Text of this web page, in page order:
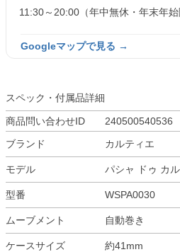
11:30～20:00（年中無休・年末年始
Googleマップで見る →
スペック・付属品詳細
商品問い合わせID
240500540536
ブランド
カルティエ
モデル パシャ ドゥ カ
型番 WSPA0030
ムーブメント 自動巻き
ケースサイズ 約41mm